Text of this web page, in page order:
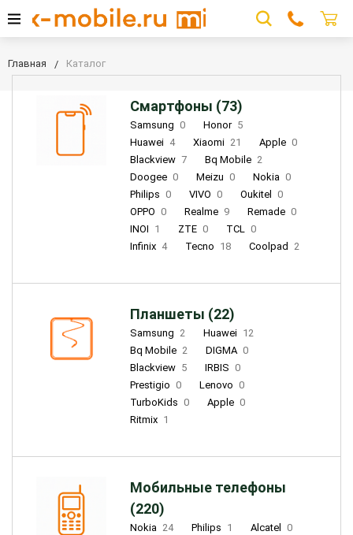
Главная Каталог
Смартфоны (73)
Samsung 0 Honor 5
Huawei 4 Xiaomi 21 Apple 0
Blackview 7 Bq Mobile 2
Doogee 0 Meizu 0 Nokia 0
Philips 0 VIVO 0 Oukitel
0
OPPO 0 Realme 9 Remade 0
INOI 1 ZTE 0 TCL 0
Infinix 4 Tecno 18 Coolpad 2
Планшеты (22)
Samsung 2 Huawei 12
Bq Mobile 2 DIGMA 0
Blackview 5 IRBIS 0
Prestigio 0 Lenovo 0
TurboKids 0 Apple 0
Ritmix 1
Мобильные телефоны
(220)
Nokia 24 Philips 1 Alcatel
0